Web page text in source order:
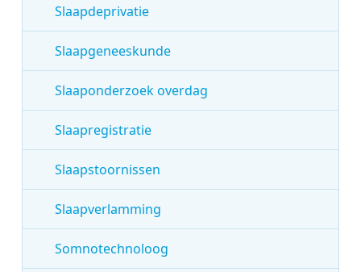
Slaapdeprivatie
Slaapgeneeskunde
Slaaponderzoek overdag
Slaapregistratie
Slaapstoornissen
Slaapverlamming
Somnotechnoloog